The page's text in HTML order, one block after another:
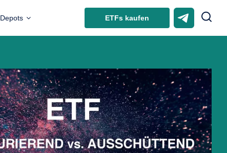
Depots ETFs kaufen